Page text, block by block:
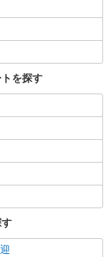
を探す